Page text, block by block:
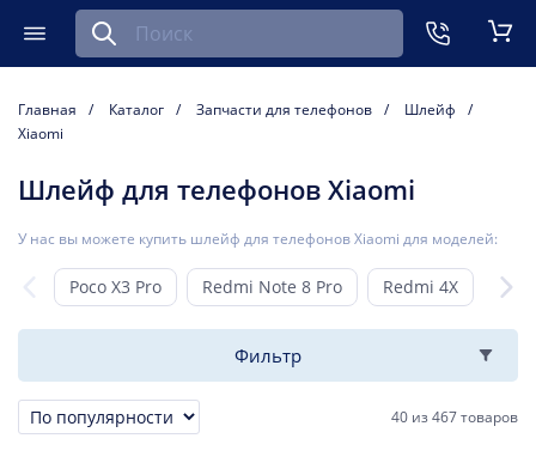
Меню
Найти запчасть для мобильного устройства
Главная Каталог Запчасти для телефонов
Шлейф
Xiaomi
Шлейф для телефонов Xiaomi
У нас вы можете купить шлейф для телефонов Xiaomi для моделей:
Poco X3 Pro Redmi Note 8 Pro Redmi 4X
Фильтр
Сортировка 40 из467 товаров